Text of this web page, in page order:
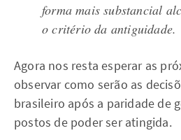
forma mais substancial
o critério da antiguidade.
Agora nos resta esperar as
observar como serão as
brasileiro após a paridade de
postos de poder ser atingida.